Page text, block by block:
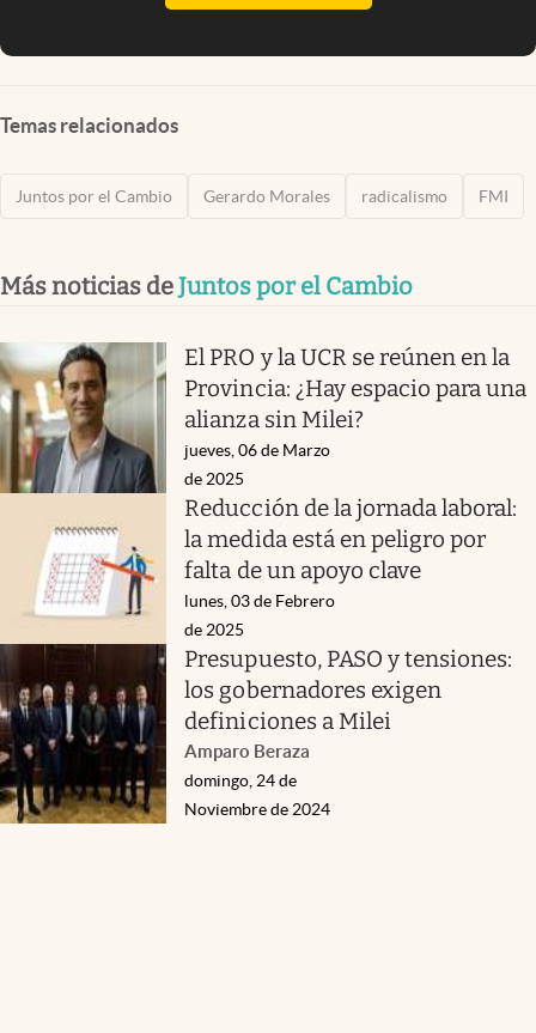
Temas relacionados
Juntos por el Cambio Gerardo Morales radicalismo FMI
Más noticias deJuntos por el Cambio
El PRO y la UCR se reúnen en la
Provincia: ¿Hay espacio para una
alianza sin Milei?
jueves, 06 de Marzo
de 2025
Reducción de la jornada laboral:
la medida está en peligro por
falta de un apoyo clave
lunes, 03 de Febrero
de 2025
Presupuesto, PASO y tensiones:
los gobernadores exigen
definiciones a Milei
Amparo Beraza
domingo, 24 de
Noviembre de 2024